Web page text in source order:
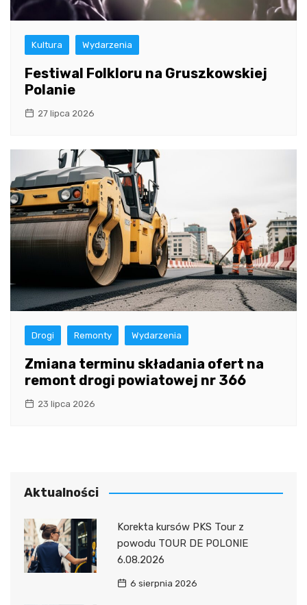
Kultura Wydarzenia
Festiwal Folkloru na Gruszkowskiej
Polanie
27 lipca 2026
Drogi Remonty Wydarzenia
Zmiana terminu składania ofert na
remont drogi powiatowej nr 366
23 lipca 2026
Aktualności
Korekta kursów PKS Tour z
powodu TOUR DE POLONIE
6.08.2026
6 sierpnia 2026